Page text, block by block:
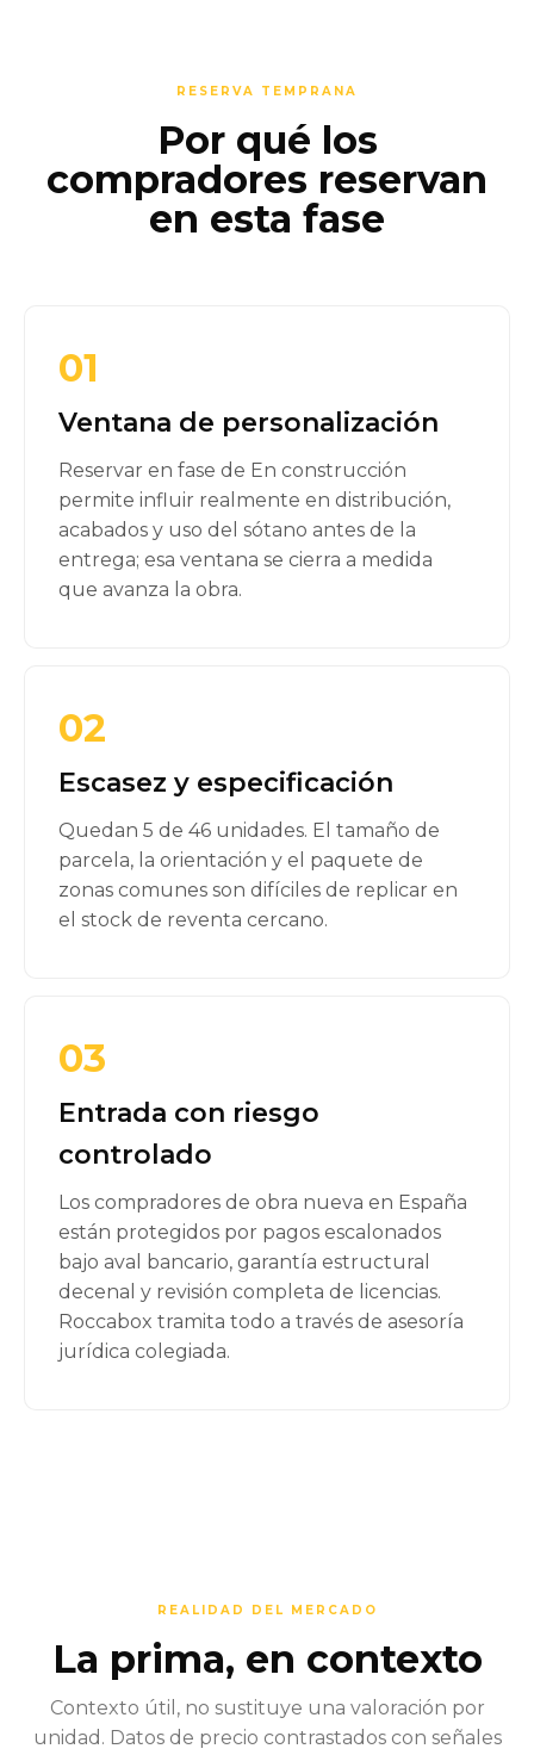
RESERVA TEMPRANA
Por qué los
compradores reservan
en esta fase
01
Ventana de personalización
Reservar en fase de En construcción
permite influir realmente en distribución,
acabados y uso del sótano antes de la
entrega; esa ventana se cierra a medida
que avanza la obra.
02
Escasez y especificación
Quedan 5 de 46 unidades. El tamaño de
parcela, la orientación y el paquete de
zonas comunes son difíciles de replicar en
el stock de reventa cercano.
03
Entrada con riesgo
controlado
Los compradores de obra nueva en España
están protegidos por pagos escalonados
bajo aval bancario, garantía estructural
decenal y revisión completa de licencias.
Roccabox tramita todo a través de asesoría
jurídica colegiada.
REALIDAD DEL MERCADO
La prima, en contexto
Contexto útil, no sustituye una valoración por
unidad. Datos de precio contrastados con señales